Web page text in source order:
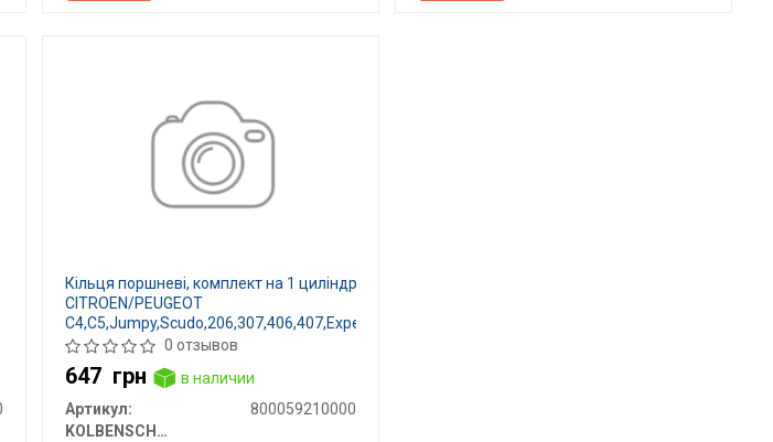
Кільця поршневі, комплект на 1 циліндр
CITROEN/PEUGEOT
C4,C5,Jumpy,Scudo,206,307,406,407,Expert
2,0i
0 отзывов
647 грн
в наличии
Артикул:
800059210000
KOLBENSCHMIDT